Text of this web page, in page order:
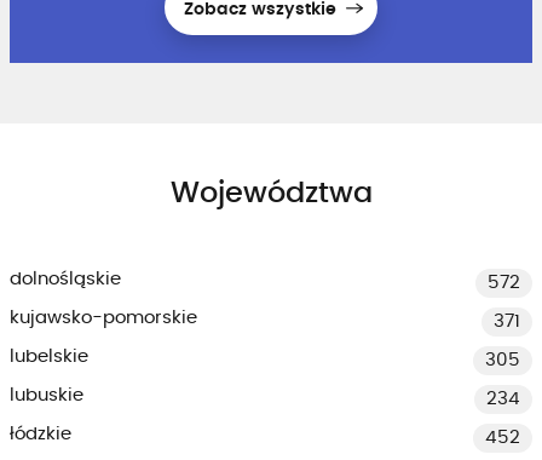
Zobacz wszystkie
Województwa
dolnośląskie
572
kujawsko-pomorskie
371
lubelskie
305
lubuskie
234
łódzkie
452